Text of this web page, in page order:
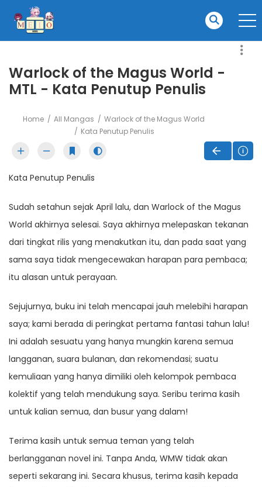
Warlock of the Magus World -
MTL - Kata Penutup Penulis
Home All Mangas
Warlock of the Magus World
Kata Penutup Penulis
Kata Penutup Penulis
Sudah setahun sejak April lalu, dan Warlock of the Magus
World akhirnya selesai. Saya akhirnya melepaskan tekanan
dari tingkat rilis yang menakutkan itu, dan pada saat yang
sama saya tidak mengecewakan harapan para pembaca;
itu alasan untuk perayaan.
Sejujurnya, buku ini telah mencapai jauh melebihi harapan
saya; kami berada di peringkat pertama fantasi tahun lalu!
Ini adalah sesuatu yang hanya mungkin karena semua
langganan, suara bulanan, dan rekomendasi; suatu
kemuliaan yang hanya dimiliki oleh kelompok pembaca
kolektif yang telah mendukung saya. Seribu terima kasih
untuk kalian semua, dan busur yang dalam!
Terima kasih untuk semua teman yang telah
berlangganan novel ini. Tanpa Anda, WMW tidak akan
seperti sekarang ini. Secara khusus, terima kasih kepada